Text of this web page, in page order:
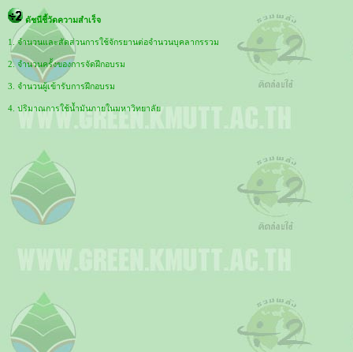
ดัชนีชี้วัดความสำเร็จ
1. จำนวนและสัดส่วนการใช้จักรยานต่อจำนวนบุคลากรรวม
2. จำนวนครั้งของการจัดฝึกอบรม
3. จำนวนผู้เข้ารับการฝึกอบรม
4. ปริมาณการใช้น้ำมันภายในมหาวิทยาลัย